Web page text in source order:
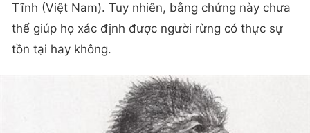
Tĩnh (Việt Nam). Tuy nhiên, bằng chứng này chưa
thể giúp họ xác định được người rừng có thực sự
tồn tại hay không.